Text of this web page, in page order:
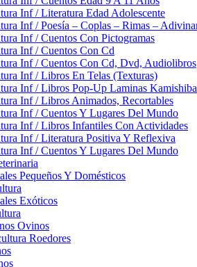
Inf / Literatura Edad Adolescente
Inf / Poesía – Coplas – Rimas –
Inf / Cuentos Con Pictogramas
Inf / Cuentos Con Cd
Inf / Cuentos Con Cd, Dvd, Audiolibros
Inf / Libros En Telas (Texturas)
Inf / Libros Pop-Up Laminas
Inf / Libros Animados, Recortables
Inf / Cuentos Y Lugares Del Mundo
Inf / Libros Infantiles Con Actividades
Inf / Literatura Positiva Y Reflexiva
Inf / Cuentos Y Lugares Del Mundo
Pequeños Y Domésticos
Exóticos
Ovinos
Roedores